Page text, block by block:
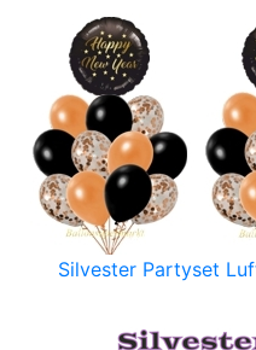
Silvester Partyset